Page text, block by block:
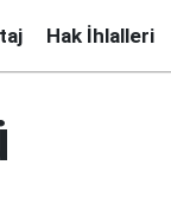
Hak İhlalleri